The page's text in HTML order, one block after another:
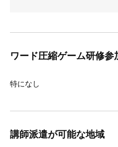
ワード圧縮ゲーム研修
特になし
講師派遣が可能な地域